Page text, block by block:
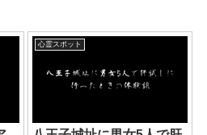
心霊スポット